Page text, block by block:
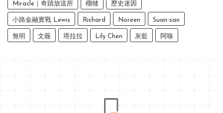
Miracle｜奇蹟放送所 榴槤 歷史迷因
小路金融實戰 Lewis Richard Noreen Suan-san
無明 文薇 塔拉拉 Lily Chen 灰藍 阿嗅